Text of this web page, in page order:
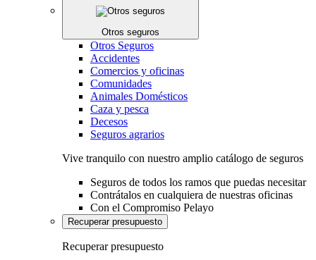
Otros seguros
Otros Seguros
Accidentes
Comercios y oficinas
Comunidades
Animales Domésticos
Caza y pesca
Decesos
Seguros agrarios
Vive tranquilo con nuestro amplio catálogo de seguros
Seguros de todos los ramos que puedas necesitar
Contrátalos en cualquiera de nuestras oficinas
Con el Compromiso Pelayo
Recuperar presupuesto
Recuperar presupuesto